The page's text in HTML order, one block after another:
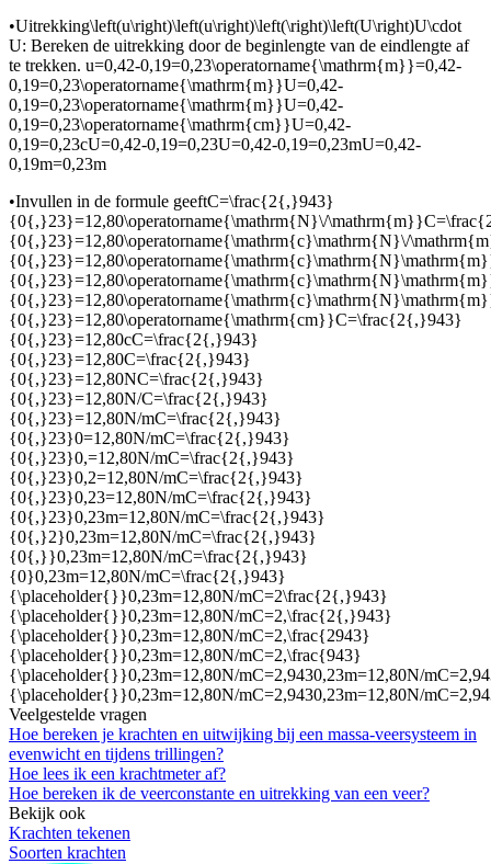
•Uitrekking\left(u\right)\left(u\right)\left(\right)\left(U\right)U\cdot
U: Bereken de uitrekking door de beginlengte van de eindlengte af
te trekken. u=0,42-0,19=0,23\operatorname{\mathrm{m}}=0,42-
0,19=0,23\operatorname{\mathrm{m}}U=0,42-
0,19=0,23\operatorname{\mathrm{m}}U=0,42-
0,19=0,23\operatorname{\mathrm{cm}}U=0,42-
0,19=0,23cU=0,42-0,19=0,23U=0,42-0,19=0,23mU=0,42-
0,19m=0,23m
•Invullen in de formule geeftC=\frac{2{,}943}
{0{,}23}=12,80\operatorname{\mathrm{N}\/
{0{,}23}=12,80\operatorname{\mathrm{c}\mathrm{N}\/
{0{,}23}=12,80\operatorname{\mathrm{cm}}C=\frac{2{,}943}
{0{,}23}=12,80cC=\frac{2{,}943}
{0{,}23}=12,80C=\frac{2{,}943}
{0{,}23}=12,80NC=\frac{2{,}943}
{0{,}23}=12,80N/C=\frac{2{,}943}
{0{,}23}=12,80N/mC=\frac{2{,}943}
{0{,}23}0=12,80N/mC=\frac{2{,}943}
{0{,}23}0,=12,80N/mC=\frac{2{,}943}
{0{,}23}0,2=12,80N/mC=\frac{2{,}943}
{0{,}23}0,23=12,80N/mC=\frac{2{,}943}
{0{,}23}0,23m=12,80N/mC=\frac{2{,}943}
{0{,}2}0,23m=12,80N/mC=\frac{2{,}943}
{0{,}}0,23m=12,80N/mC=\frac{2{,}943}
{0}0,23m=12,80N/mC=\frac{2{,}943}
{\placeholder{}}0,23m=12,80N/mC=2\frac{2{,}943}
{\placeholder{}}0,23m=12,80N/mC=2,\frac{2{,}943}
{\placeholder{}}0,23m=12,80N/mC=2,\frac{2943}
{\placeholder{}}0,23m=12,80N/mC=2,\frac{943}
{\placeholder{}}0,23m=12,80N/mC=2,9430,23m=12,80N/
{\placeholder{}}0,23m=12,80N/mC=2,9430,23m=12,80N/
Veelgestelde vragen
Hoe bereken je krachten en uitwijking bij een massa-veersysteem in
evenwicht en tijdens trillingen?
Hoe lees ik een krachtmeter af?
Hoe bereken ik de veerconstante en uitrekking van een veer?
Bekijk ook
Krachten tekenen
Soorten krachten